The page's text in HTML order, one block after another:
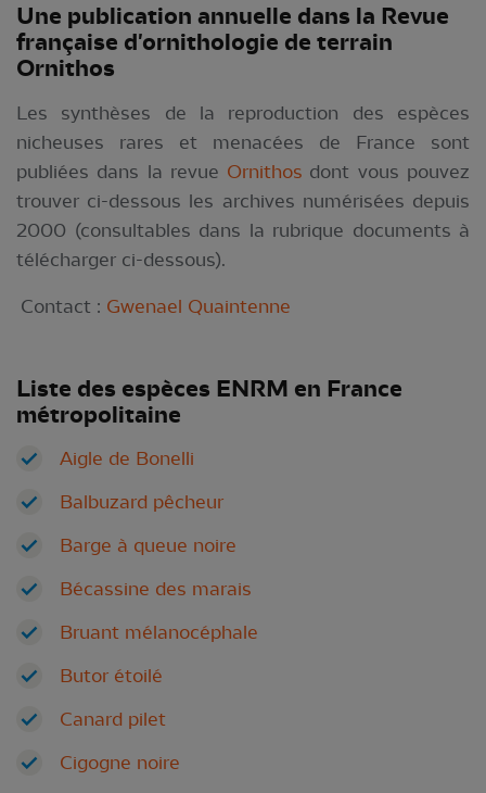
Une publication annuelle dans la Revue
française d'ornithologie de terrain
Ornithos
Les synthèses de la reproduction des espèces
nicheuses rares et menacées de France sont
publiées dans la revue Ornithos dont vous pouvez
trouver ci-dessous les archives numérisées depuis
2000 (consultables dans la rubrique documents à
télécharger ci-dessous).
Contact : Gwenael Quaintenne
Liste des espèces ENRM en France
métropolitaine
Aigle de Bonelli
Balbuzard pêcheur
Barge à queue noire
Bécassine des marais
Bruant mélanocéphale
Butor étoilé
Canard pilet
Cigogne noire